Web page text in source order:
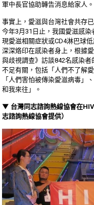
軍中長官協助轉告消息給家人。
事實上，愛滋與台灣社會共存
今年3月31日止，我國愛滋感
現愛滋相關症狀或CD4淋巴球
深深烙印在感染者身上，根據
與歧視調查》訪談842名感染
不足有關，包括「人們不了解
「人們害怕被傳染愛滋病毒」
和我來往」。
▼ 台灣同志諮詢熱線協會在
志諮詢熱線協會提供）